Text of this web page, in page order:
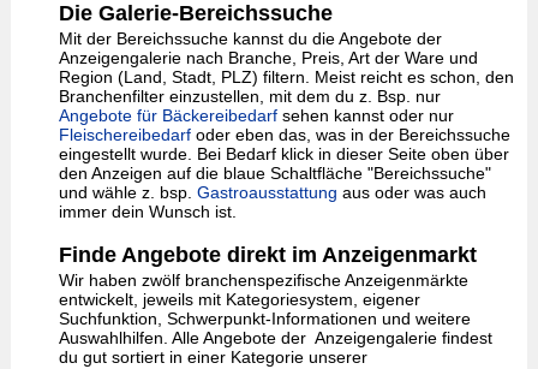
Die Galerie-Bereichssuche
Mit der Bereichssuche kannst du die Angebote der
Anzeigengalerie nach Branche, Preis, Art der Ware und
Region (Land, Stadt, PLZ) filtern. Meist reicht es schon, den
Branchenfilter einzustellen, mit dem du z. Bsp. nur
Angebote für Bäckereibedarfsehen kannst oder nur
Fleischereibedarfoder eben das, was in der Bereichssuche
eingestellt wurde. Bei Bedarf klick in dieser Seite oben über
den Anzeigen auf die blaue Schaltfläche "Bereichssuche"
und wähle z. bsp. Gastroausstattung aus oder was auch
immer dein Wunsch ist.
Finde Angebote direkt im Anzeigenmarkt
Wir haben zwölf branchenspezifische Anzeigenmärkte
entwickelt, jeweils mit Kategoriesystem, eigener
Suchfunktion, Schwerpunkt-Informationen und weitere
Auswahlhilfen. Alle Angebote der Anzeigengalerie findest
du gut sortiert in einer Kategorie unserer